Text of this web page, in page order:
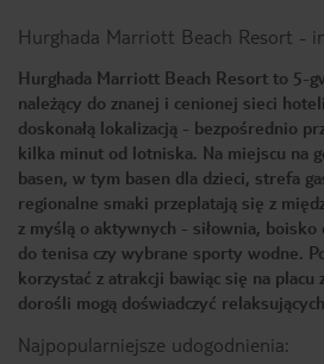
Hurghada Marriott Beach Resort -
Hurghada Marriott Beach Resort to 5-
należący do znanej i cenionej sieci
doskonałą lokalizacją - bezpośrednio
kilka minut od lotniska. Na miejscu na
basen, w tym basen dla dzieci, strefa
regionalne smaki przeplatają się z
z myślą o aktywnych - siłownia,
do tenisa czy wybrane sporty wodne.
korzystać z atrakcji bawiąc się na
dorośli mogą doświadczyć
Najpopularniejsze udogodnienia: